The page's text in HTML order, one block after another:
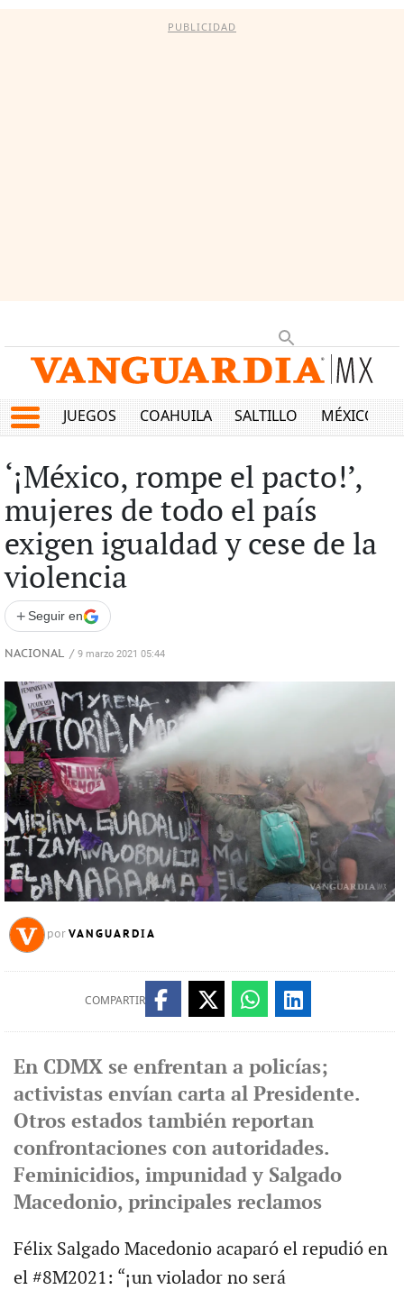
PUBLICIDAD
JUEGOS COAHUILA SALTILLO MÉXICO
‘¡México, rompe el pacto!’,
mujeres de todo el país
exigen igualdad y cese de la
violencia
+ Seguir en
NACIONAL / 9 marzo 2021 05:44
por VANGUARDIA
COMPARTIR
En CDMX se enfrentan a policías;
activistas envían carta al Presidente.
Otros estados también reportan
confrontaciones con autoridades.
Feminicidios, impunidad y Salgado
Macedonio, principales reclamos
Félix Salgado Macedonio acaparó el repudió en
el #8M2021: “¡un violador no será